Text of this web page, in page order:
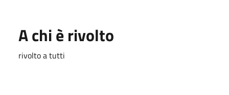
A chi è rivolto
rivolto a tutti